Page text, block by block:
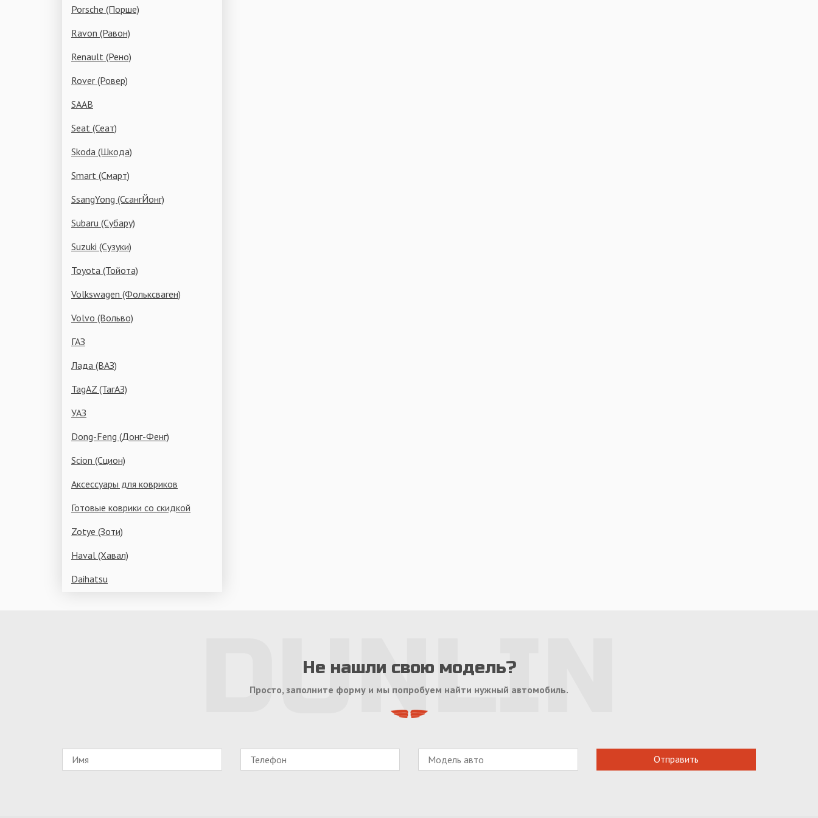
Porsche (Порше)
Ravon (Равон)
Renault (Рено)
Rover (Ровер)
SAAB
Seat (Сеат)
Skoda (Шкода)
Smart (Смарт)
SsangYong (СсангЙонг)
Subaru (Субару)
Suzuki (Сузуки)
Toyota (Тойота)
Volkswagen (Фольксваген)
Volvo (Вольво)
ГАЗ
Лада (ВАЗ)
TagAZ (ТагАЗ)
УАЗ
Dong-Feng (Донг-Фенг)
Scion (Сцион)
Аксессуары для ковриков
Готовые коврики со скидкой
Zotye (Зоти)
Haval (Хавал)
Daihatsu
Не нашли свою модель?
Просто, заполните форму и мы попробуем найти нужный автомобиль.